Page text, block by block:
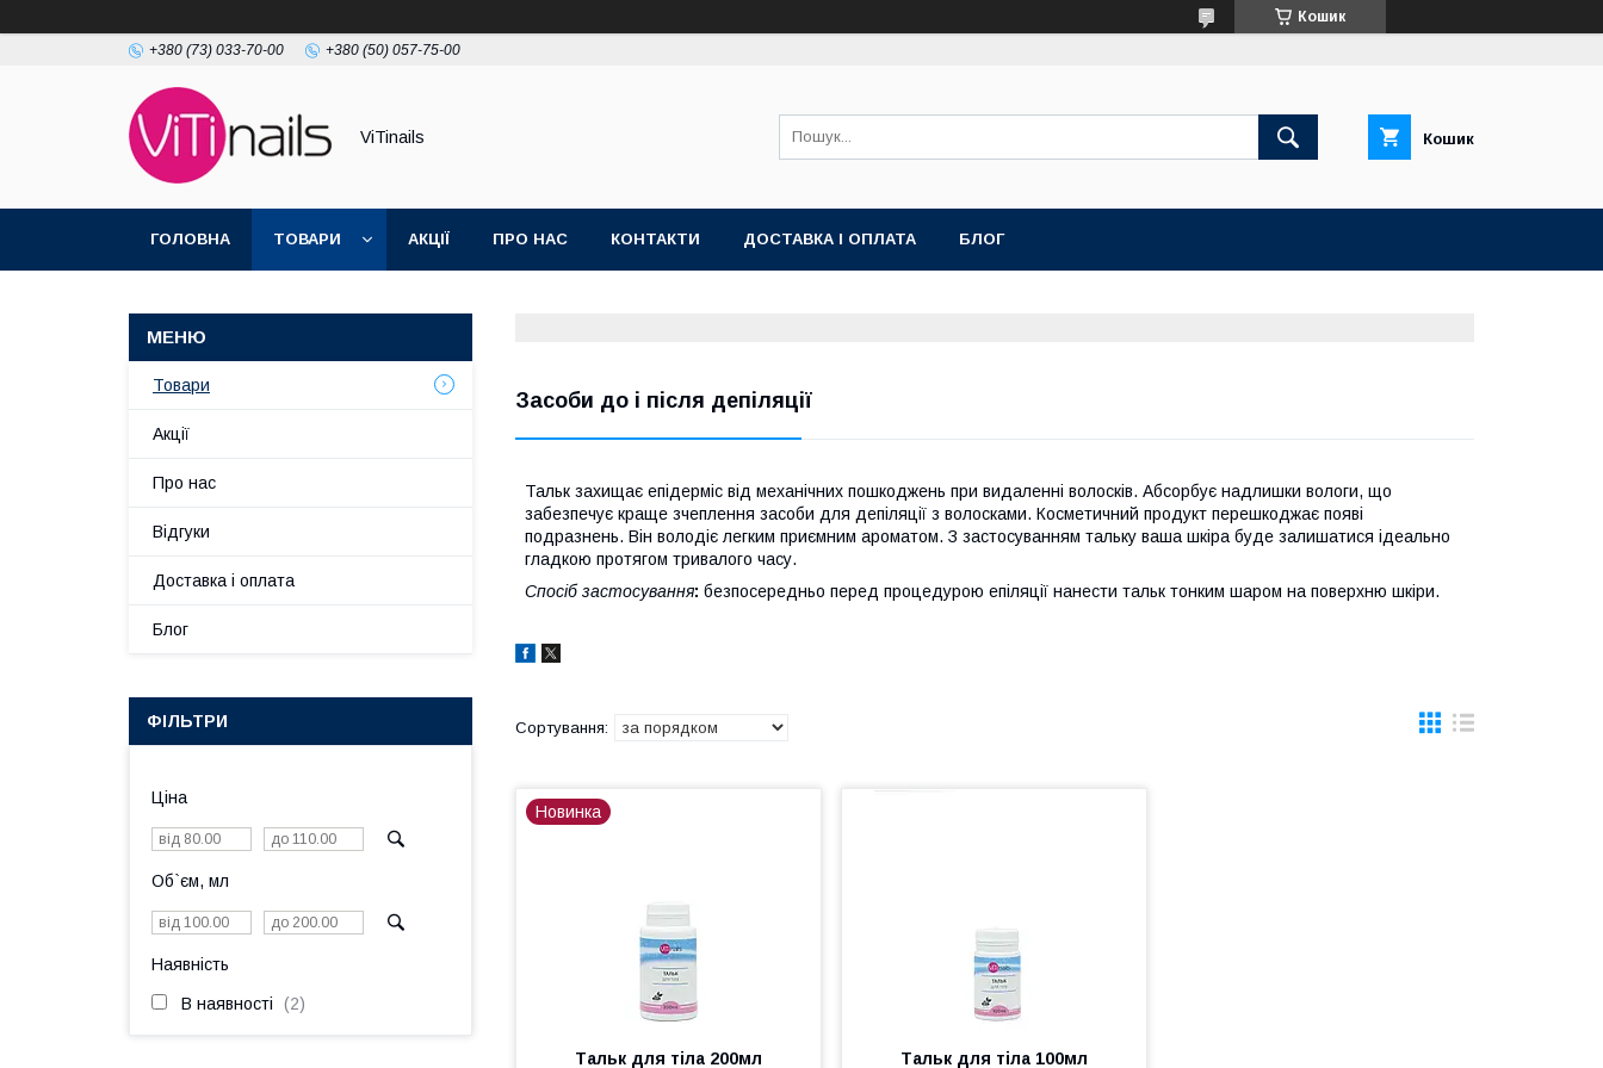
Кошик
+380 (73) 033-70-00 +380 (50) 057-75-00
ViTinails Кошик
ГОЛОВНА ТОВАРИ АКЦІЇ ПРО НАС КОНТАКТИ ДОСТАВКА І ОПЛАТА БЛОГ
Засоби до і після депіляції
Тальк захищає епідерміс від механічних пошкоджень при видаленні волосків. Абсорбує надлишки вологи, що
забезпечує краще зчеплення засоби для депіляції з волосками. Косметичний продукт перешкоджає появі
подразнень. Він володіє легким приємним ароматом. З застосуванням тальку ваша шкіра буде залишатися ідеально
гладкою протягом тривалого часу.
Спосіб застосування: безпосередньо перед процедурою епіляції нанести тальк тонким шаром на поверхню шкіри.
Новинка
Тальк для тіла 200мл Тальк для тіла 100мл
Товари
Акції
Про нас
Відгуки
Доставка і оплата
Блог
ФІЛЬТРИ
Ціна
Об`єм, мл
Наявність
В наявності 2